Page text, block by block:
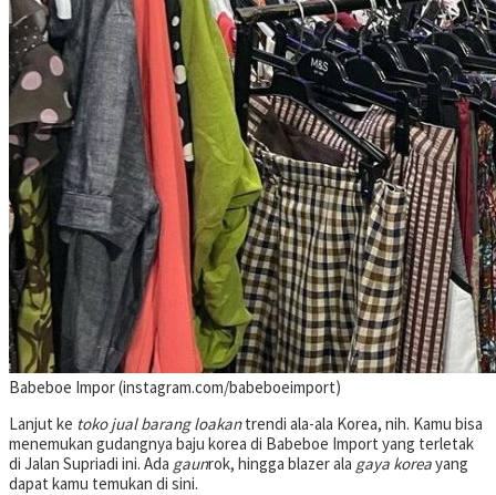
Babeboe Impor (instagram.com/babeboeimport)
Lanjut ke toko jual barang loakantrendi ala-ala Korea, nih. Kamu bisa
menemukan gudangnya baju korea di Babeboe Import yang terletak
di Jalan Supriadi ini. Ada gaunrok, hingga blazer ala gaya koreayang
dapat kamu temukan di sini.